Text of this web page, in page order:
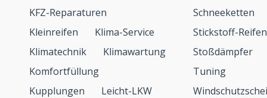
KFZ-Reparaturen
Kleinreifen
Klima-Service
Klimatechnik
Klimawartung
Komfortfüllung
Kupplungen
Leicht-LKW
Schneeketten
Stickstoff-
Stoßdämpfer
Tuning